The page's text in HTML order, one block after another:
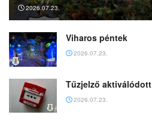
2026.07.23.
Viharos péntek
2026.07.23.
Tűzjelző aktiválódott
2026.07.23.